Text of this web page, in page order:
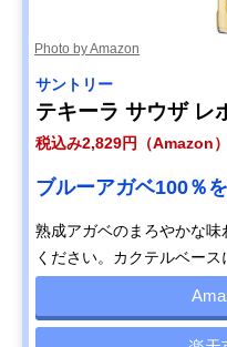
Photo by Amazon
サントリー
テキーラ サウザ レ
税込み2,829円（Amazon）
ブルーアガベ100％
熟成アガベのまろやかな
ください。カクテルベース